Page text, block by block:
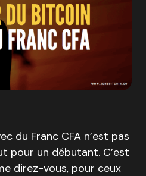
du Franc CFA n’est pas
pour un débutant. C’est
direz-vous, pour ceux